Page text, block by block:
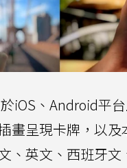
iOS、Android平
畫呈現卡牌，以
、英文、西班牙